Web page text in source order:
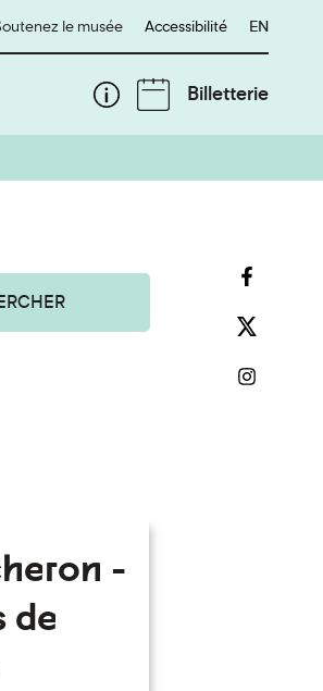
le musée Accessibilité English
EN
Billetterie
-
de